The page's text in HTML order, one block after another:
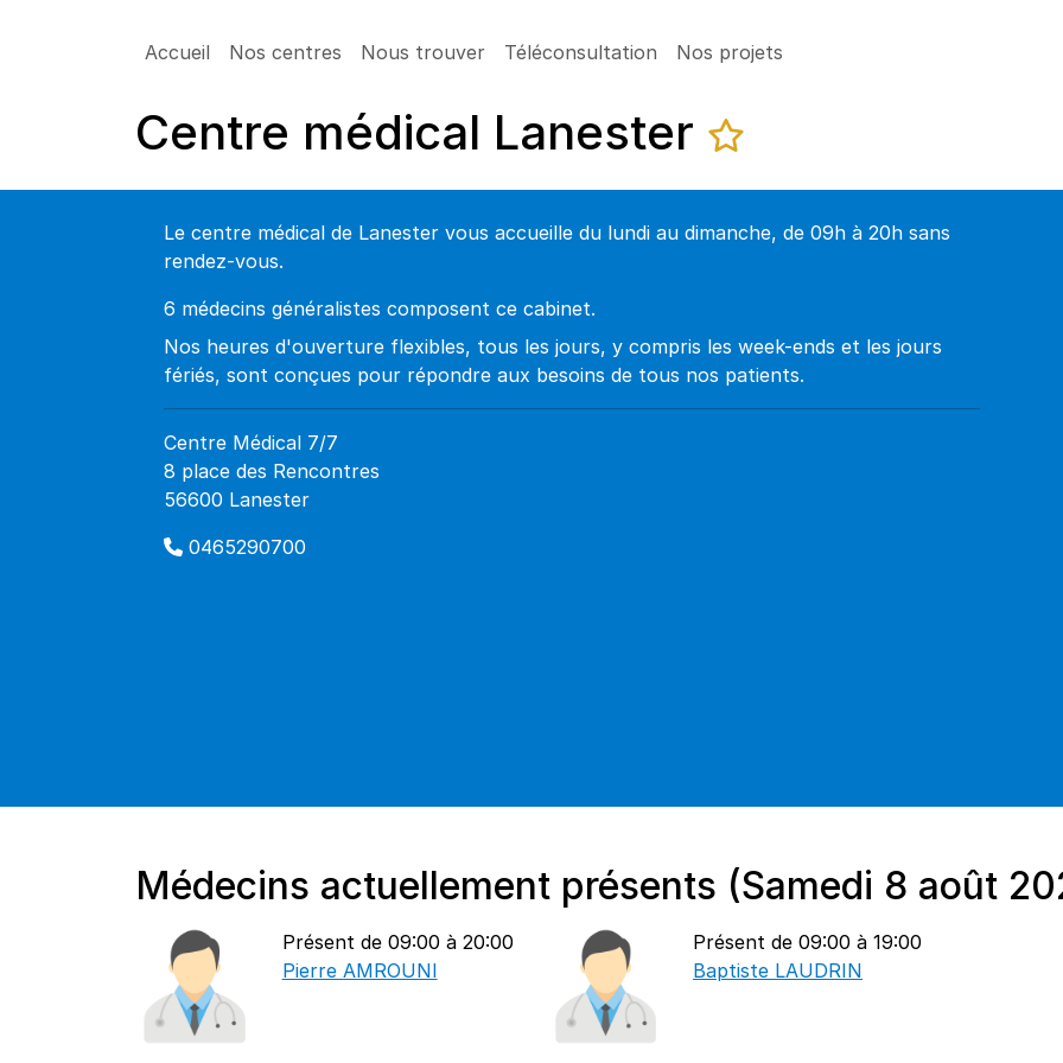
Accueil Nos centres Nous trouver Téléconsultation Nos projets
Centre médical Lanester
Le centre médical de Lanester vous accueille du lundi au dimanche, de 09h à 20h sans
rendez-vous.
6 médecins généralistes composent ce cabinet.
Nos heures d'ouverture flexibles, tous les jours, y compris les week-ends et les jours
fériés, sont conçues pour répondre aux besoins de tous nos patients.
Centre Médical 7/7
8 place des Rencontres
56600 Lanester
0465290700
Médecins actuellement présents (Samedi 8 août
Présent de 09:00 à 20:00
Pierre AMROUNI
Présent de 09:00 à 19:00
Baptiste LAUDRIN